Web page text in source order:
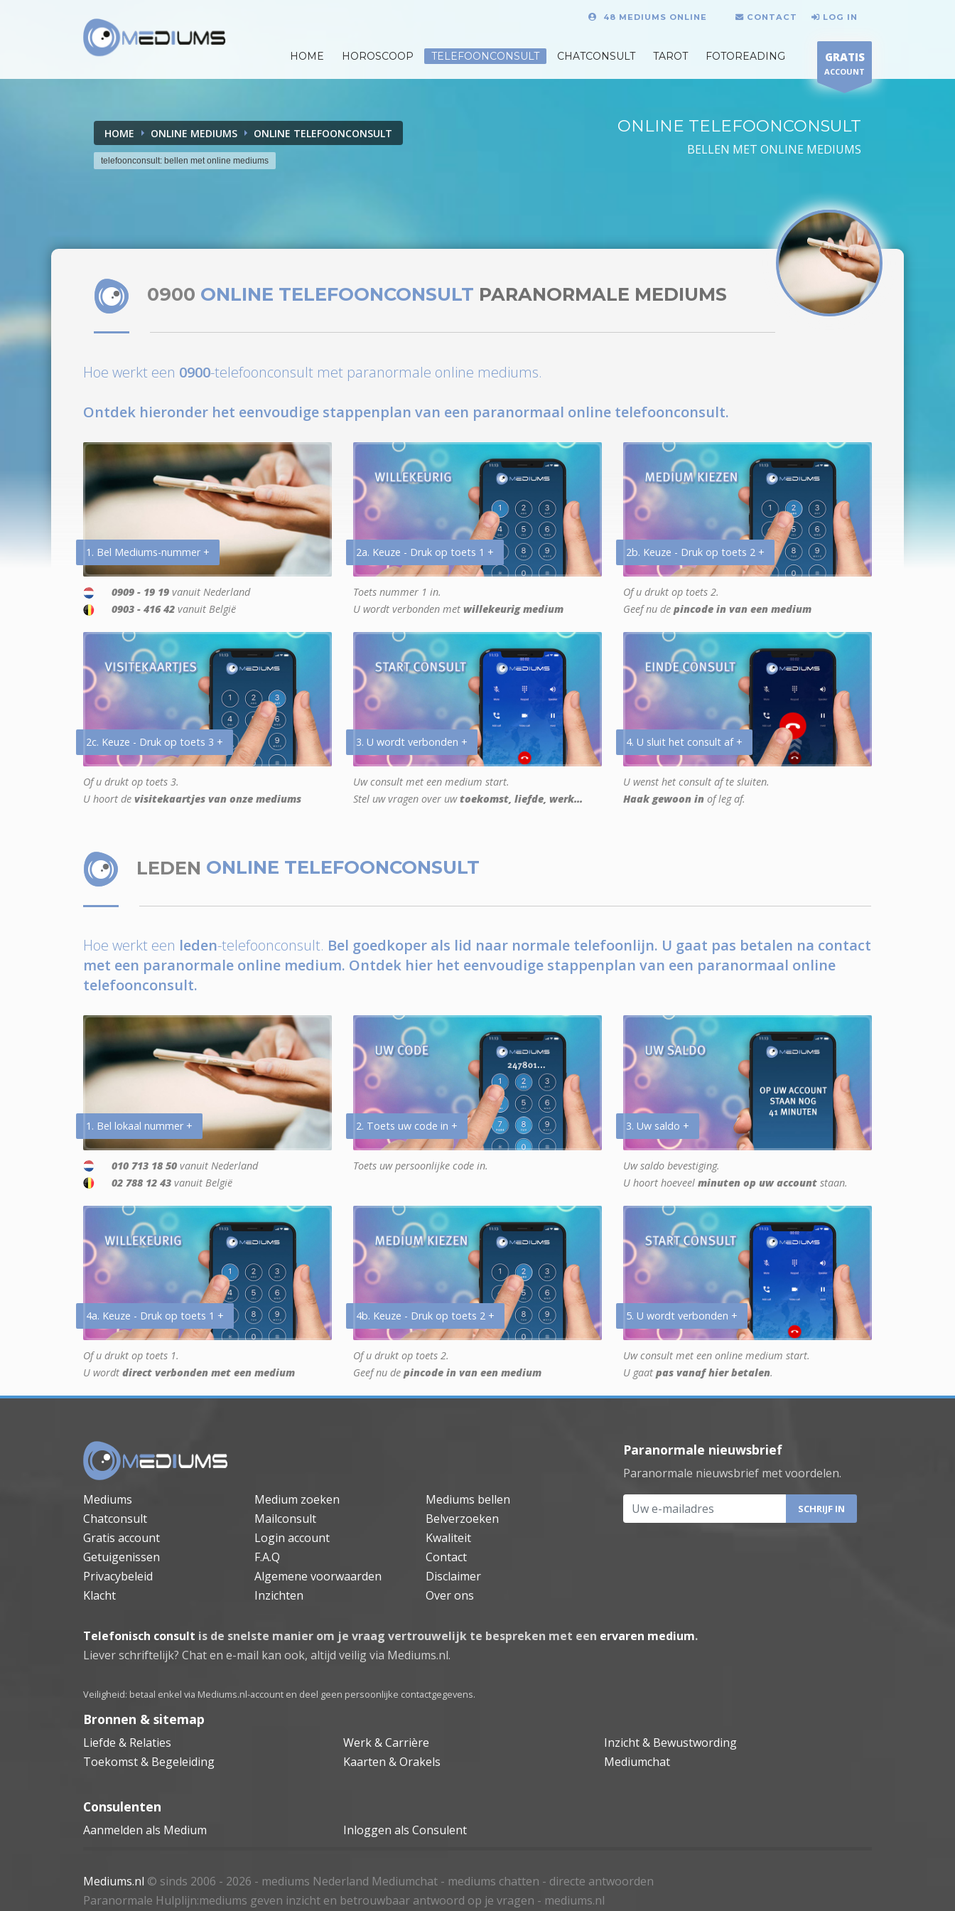
48 MEDIUMS ONLINE CONTACT LOG IN
HOME HOROSCOOP TELEFOONCONSULT CHATCONSULT TAROT FOTOREADING GRATIS
ACCOUNT
HOME ONLINE MEDIUMS ONLINE TELEFOONCONSULT
telefoonconsult: bellen met online mediums
ONLINE TELEFOONCONSULT
BELLEN MET ONLINE MEDIUMS
0900 ONLINE TELEFOONCONSULT PARANORMALE MEDIUMS
Hoe werkt een 0900-telefoonconsult met paranormale online mediums.
Ontdek hieronder het eenvoudige stappenplan van een paranormaal online telefoonconsult.
1. Bel Mediums-nummer +
0909 - 19 19 vanuit Nederland
0903 - 416 42 vanuit België
2a. Keuze - Druk op toets 1 +
Toets nummer 1 in.
U wordt verbonden met willekeurig medium
2b. Keuze - Druk op toets 2 +
Of u drukt op toets 2.
Geef nu de pincode in van een medium
2c. Keuze - Druk op toets 3 +
Of u drukt op toets 3.
U hoort de visitekaartjes van onze mediums
3. U wordt verbonden +
Uw consult met een medium start.
Stel uw vragen over uwtoekomst, liefde, werk...
4. U sluit het consult af +
U wenst het consult af te sluiten.
Haak gewoon in of leg af.
LEDEN ONLINE TELEFOONCONSULT
Hoe werkt een leden-telefoonconsult. Bel goedkoper als lid naar normale telefoonlijn. U gaat pas betalen na contact
met een paranormale online medium. Ontdek hier het eenvoudige stappenplan van een paranormaal online
telefoonconsult.
1. Bel lokaal nummer +
010 713 18 50 vanuit Nederland
02 788 12 43 vanuit België
2. Toets uw code in +
Toets uw persoonlijke code in.
3. Uw saldo +
Uw saldo bevestiging.
U hoort hoeveel minuten op uw account staan.
4a. Keuze - Druk op toets 1 +
Of u drukt op toets 1.
U wordt direct verbonden met een medium
4b. Keuze - Druk op toets 2 +
Of u drukt op toets 2.
Geef nu de pincode in van een medium
5. U wordt verbonden +
Uw consult met een online medium start.
U gaat pas vanaf hier betalen.
Mediums Medium zoeken
Mediums bellen
Chatconsult
Mailconsult
Belverzoeken
Gratis account
Login account
Kwaliteit
Getuigenissen
F.A.Q
Contact
Privacybeleid
Algemene voorwaarden
Disclaimer
Klacht
Inzichten Over ons
Paranormale nieuwsbrief
Paranormale nieuwsbrief met voordelen.
Uw e-mailadres
Telefonisch consult is de snelste manier om je vraag vertrouwelijk te bespreken met een ervaren medium.
Liever schriftelijk? Chat en e-mail kan ook, altijd veilig via Mediums.nl.
Veiligheid: betaal enkel via Mediums.nl-account en deel geen persoonlijke contactgegevens.
Bronnen & sitemap
Liefde & Relaties Werk & Carrière
Inzicht & Bewustwording
Toekomst & Begeleiding
Kaarten & Orakels Mediumchat
Consulenten
Aanmelden als Medium Inloggen als Consulent
Mediums.nl © sinds 2006 - 2026 - mediums Nederland Mediumchat - mediums chatten - directe antwoorden
Paranormale Hulplijn:mediums geven inzicht en betrouwbaar antwoord op je vragen - mediums.nl